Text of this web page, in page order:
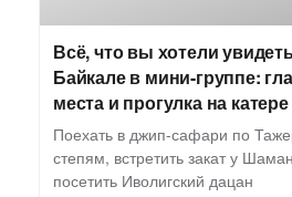
Всё, что вы хотели
Байкале в мини-группе:
места и прогулка на катере
Поехать в джип-сафари по
степям, встретить закат у
посетить Иволигский дацан